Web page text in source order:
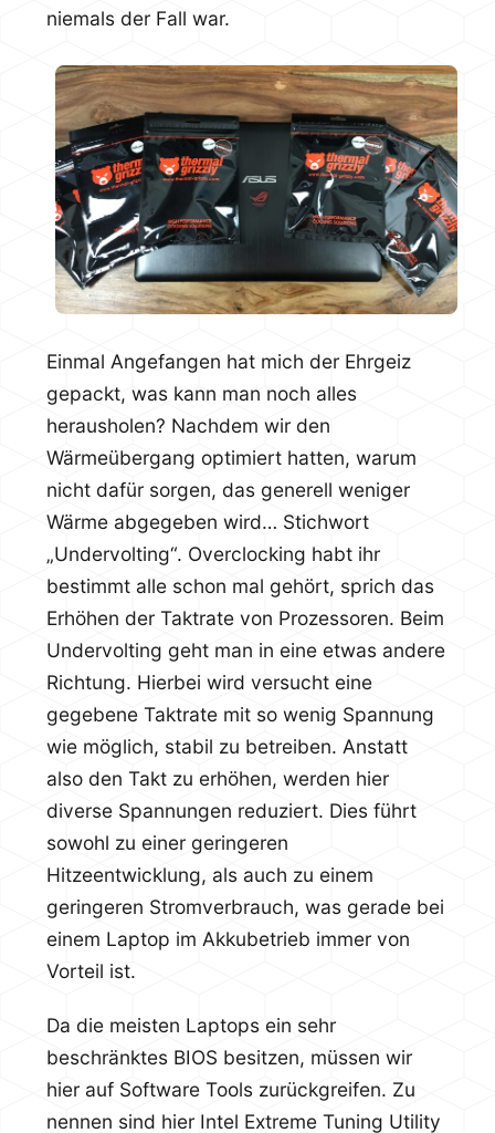
niemals der Fall war.
Einmal Angefangen hat mich der Ehrgeiz
gepackt, was kann man noch alles
herausholen? Nachdem wir den
Wärmeübergang optimiert hatten, warum
nicht dafür sorgen, das generell weniger
Wärme abgegeben wird… Stichwort
„Undervolting“. Overclocking habt ihr
bestimmt alle schon mal gehört, sprich das
Erhöhen der Taktrate von Prozessoren. Beim
Undervolting geht man in eine etwas andere
Richtung. Hierbei wird versucht eine
gegebene Taktrate mit so wenig Spannung
wie möglich, stabil zu betreiben. Anstatt
also den Takt zu erhöhen, werden hier
diverse Spannungen reduziert. Dies führt
sowohl zu einer geringeren
Hitzeentwicklung, als auch zu einem
geringeren Stromverbrauch, was gerade bei
einem Laptop im Akkubetrieb immer von
Vorteil ist.
Da die meisten Laptops ein sehr
beschränktes BIOS besitzen, müssen wir
hier auf Software Tools zurückgreifen. Zu
nennen sind hier Intel Extreme Tuning Utility